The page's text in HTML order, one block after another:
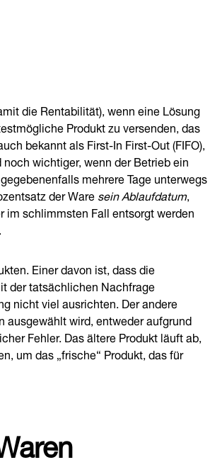
die Rentabilität), wenn eine Lösung
Produkt zu versenden, das
bekannt als First-In First-Out (FIFO),
wichtiger, wenn der Betrieb ein
mehrere Tage unterwegs
der Waresein Ablaufdatum,
im schlimmsten Fall entsorgt werden
Einer davon ist, dass die
der tatsächlichen Nachfrage
nicht viel ausrichten. Der andere
ausgewählt wird, entweder aufgrund
Fehler. Das ältere Produkt läuft ab,
um das „frische“ Produkt, das für